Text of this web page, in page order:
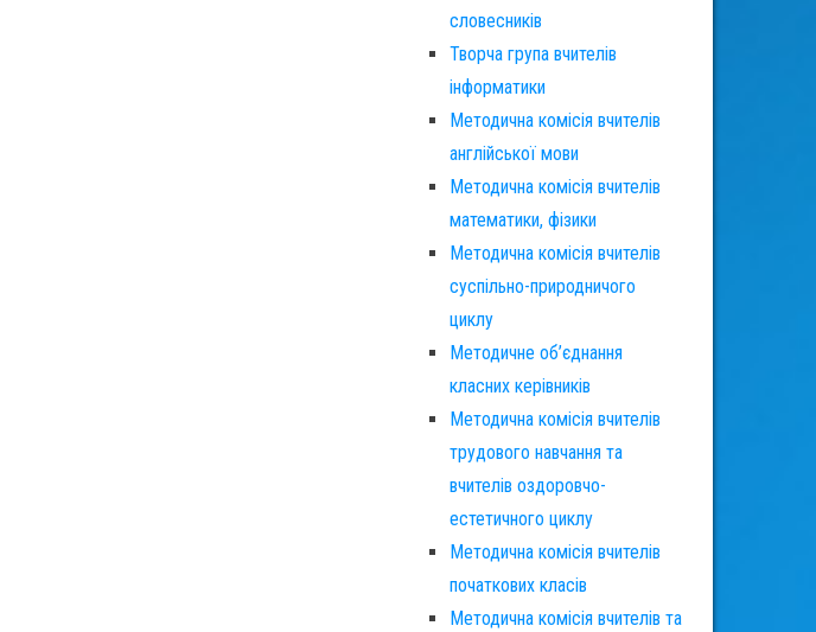
словесників
Творча група вчителів
інформатики
Методична комісія вчителів
англійської мови
Методична комісія вчителів
математики, фізики
Методична комісія вчителів
суспільно-природничого
циклу
Методичне об’єднання
класних керівників
Методична комісія вчителів
трудового навчання та
вчителів оздоровчо-
естетичного циклу
Методична комісія вчителів
початкових класів
Методична комісія вчителів та